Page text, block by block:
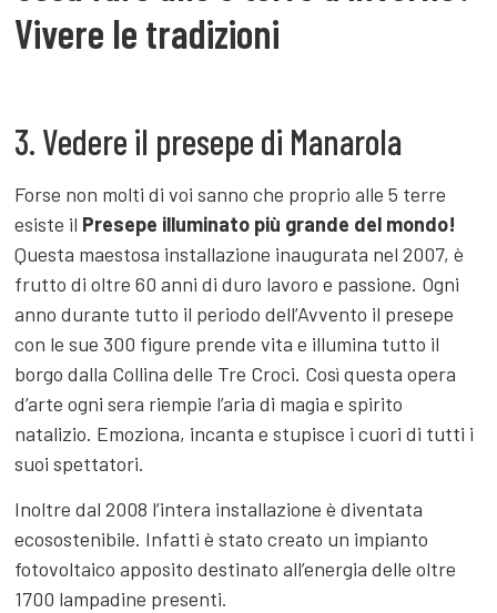
Vivere le tradizioni
3. Vedere il presepe di Manarola
Forse non molti di voi sanno che proprio alle 5 terre
esiste ilPresepe illuminato più grande del mondo!
Questa maestosa installazione inaugurata nel 2007, è
frutto di oltre 60 anni di duro lavoro e passione. Ogni
anno durante tutto il periodo dell’Avvento il presepe
con le sue 300 figure prende vita e illumina tutto il
d’arte ogni sera riempie l’aria di magia e spirito
natalizio. Emoziona, incanta e stupisce i cuori di tutti i
suoi spettatori.